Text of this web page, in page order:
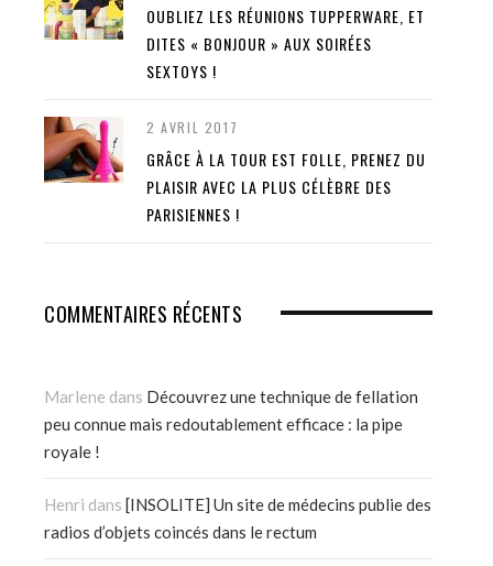
OUBLIEZ LES RÉUNIONS TUPPERWARE, ET
DITES « BONJOUR » AUX SOIRÉES
SEXTOYS !
2 AVRIL 2017
GRÂCE À LA TOUR EST FOLLE, PRENEZ DU
PLAISIR AVEC LA PLUS CÉLÈBRE DES
PARISIENNES !
COMMENTAIRES RÉCENTS
Marlene dans Découvrez une technique de fellation
peu connue mais redoutablement efficace : la pipe
royale !
Henri dans [INSOLITE] Un site de médecins publie des
radios d’objets coincés dans le rectum